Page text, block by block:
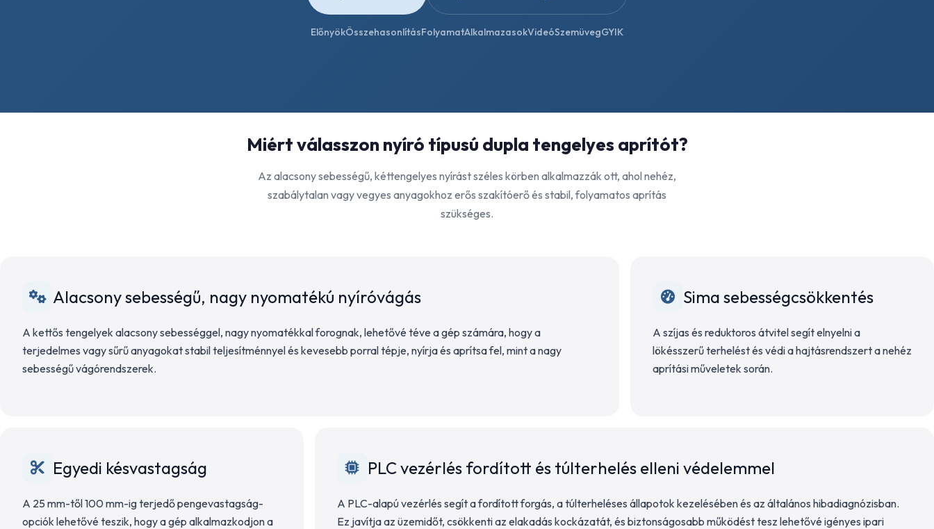
ElőnyökÖsszehasonlításFolyamatAlkalmazasokVideóSzemüvegGYIK
Miért válasszon nyíró típusú dupla tengelyes aprítót?
Az alacsony sebességű, kéttengelyes nyírást széles körben alkalmazzák ott, ahol nehéz,
szabálytalan vagy vegyes anyagokhoz erős szakítóerő és stabil, folyamatos aprítás
szükséges.
Alacsony sebességű, nagy nyomatékú nyíróvágás
A kettős tengelyek alacsony sebességgel, nagy nyomatékkal forognak, lehetővé téve a gép számára, hogy a
terjedelmes vagy sűrű anyagokat stabil teljesítménnyel és kevesebb porral tépje, nyírja és aprítsa fel, mint a nagy
sebességű vágórendszerek.
Sima sebességcsökkentés
A szíjas és reduktoros átvitel segít elnyelni a
lökésszerű terhelést és védi a hajtásrendszert a nehéz
aprítási műveletek során.
Egyedi késvastagság
A 25 mm-től 100 mm-ig terjedő pengevastagság-
opciók lehetővé teszik, hogy a gép alkalmazkodjon a
PLC vezérlés fordított és túlterhelés elleni védelemmel
A PLC-alapú vezérlés segít a fordított forgás, a túlterheléses állapotok kezelésében és az általános hibadiagnózisban.
Ez javítja az üzemidőt, csökkenti az elakadás kockázatát, és biztonságosabb működést tesz lehetővé igényes ipari